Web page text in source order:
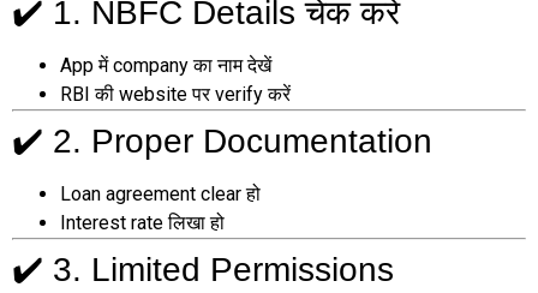
✔️ 1. NBFC Details चेक करें
App में company का नाम देखें
RBI की website पर verify करें
✔️ 2. Proper Documentation
Loan agreement clear हो
Interest rate लिखा हो
✔️ 3. Limited Permissions